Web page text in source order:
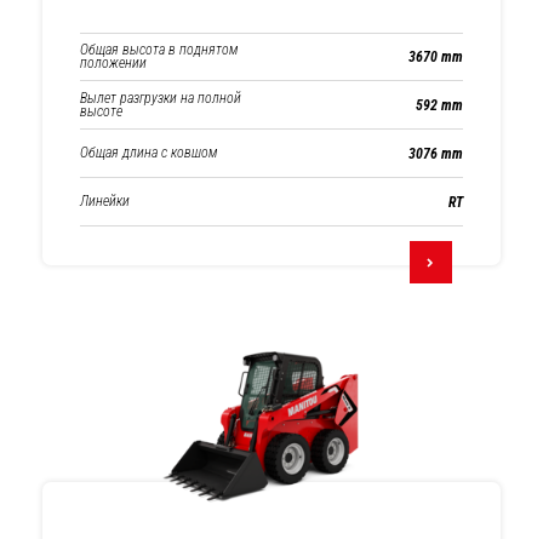
Общая высота в поднятом
положении 3670 mm
Вылет разгрузки на полной
высоте 592 mm
Общая длина с ковшом 3076 mm
Линейки RT